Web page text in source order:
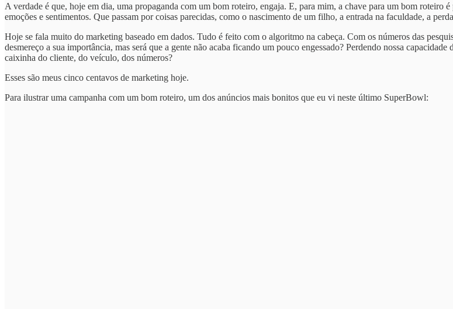
A verdade é que, hoje em dia, uma propaganda com um bom roteiro, engaja. E, para mim, a chave para um bom roteiro
emoções e sentimentos. Que passam por coisas parecidas, como o nascimento de um filho, a entrada na faculdade, a
Hoje se fala muito do marketing baseado em dados. Tudo é feito com o algoritmo na cabeça. Com os números das
desmereço a sua importância, mas será que a gente não acaba ficando um pouco engessado? Perdendo nossa
caixinha do cliente, do veículo, dos números?
Esses são meus cinco centavos de marketing hoje.
Para ilustrar uma campanha com um bom roteiro, um dos anúncios mais bonitos que eu vi neste último SuperBowl: